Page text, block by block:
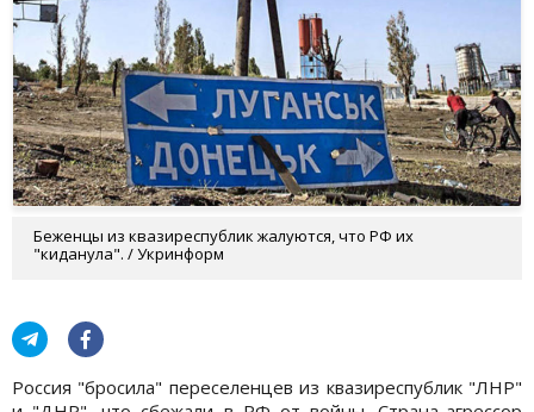
Беженцы из квазиреспублик жалуются, что РФ их
"киданула". / Укринформ
Россия "бросила" переселенцев из квазиреспублик "ЛНР"